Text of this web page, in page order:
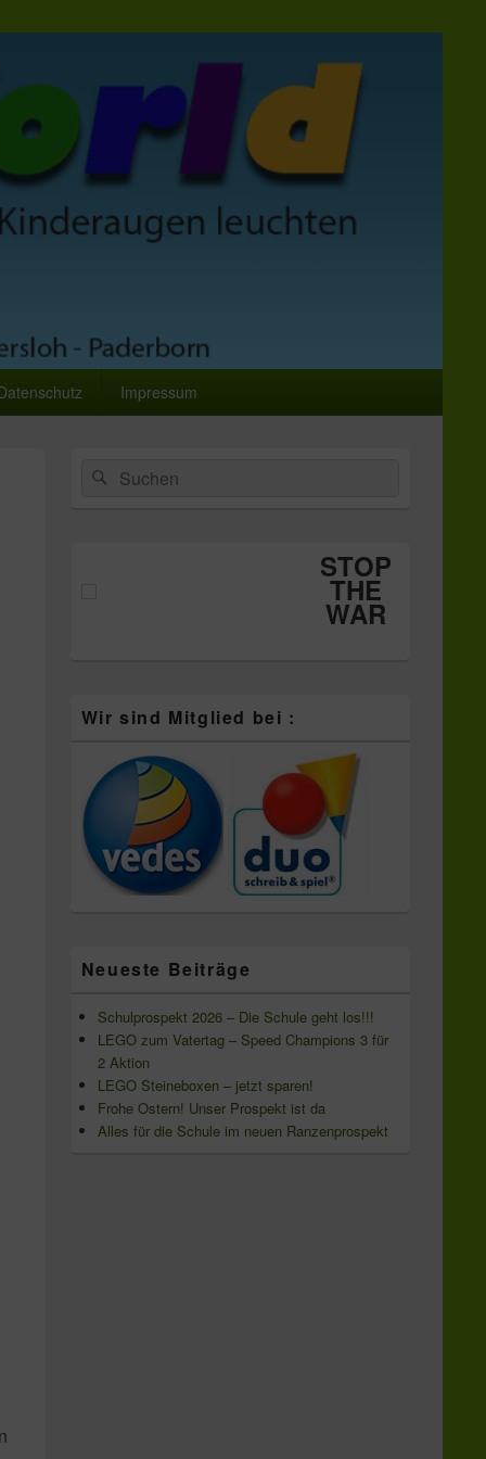
Impressum
Seitenleisten-
SuchenSuchen
STOP
THE
WAR
Wir sind Mitglied bei :
Neueste Beiträge
Schulprospekt 2026 – Die Schule geht los!!!
LEGO zum Vatertag – Speed Champions 3 für
2 Aktion
LEGO Steineboxen – jetzt sparen!
Frohe Ostern! Unser Prospekt ist da
Alles für die Schule im neuen Ranzenprospekt